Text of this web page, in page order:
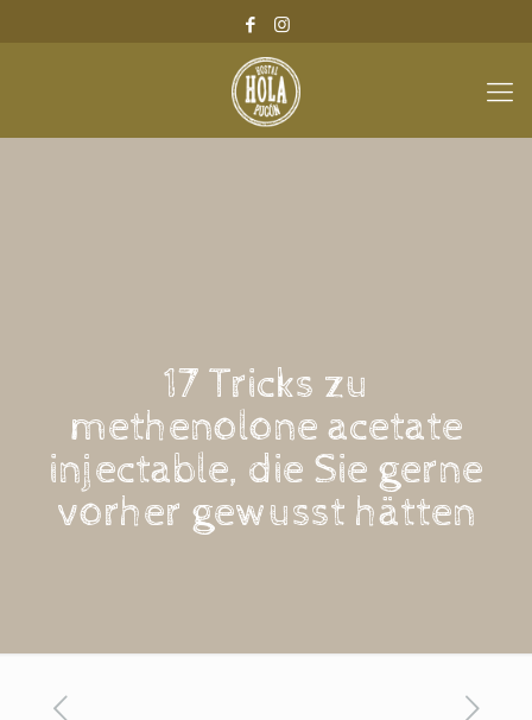
17 Tricks zu
methenolone acetate
injectable, die Sie gerne
vorher gewusst hätten